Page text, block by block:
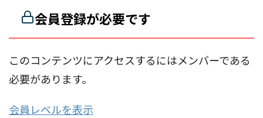
会員登録が必要です
このコンテンツにアクセスするにはメンバーである
必要があります。
会員レベルを表示